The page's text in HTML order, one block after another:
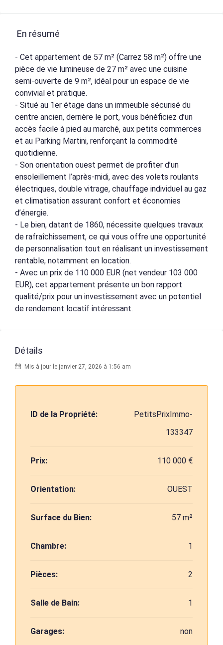
En résumé
- Cet appartement de 57 m² (Carrez 58 m²) offre une
pièce de vie lumineuse de 27 m² avec une cuisine
semi-ouverte de 9 m², idéal pour un espace de vie
convivial et pratique.
- Situé au 1er étage dans un immeuble sécurisé du
centre ancien, derrière le port, vous bénéficiez d’un
accès facile à pied au marché, aux petits commerces
et au Parking Martini, renforçant la commodité
quotidienne.
- Son orientation ouest permet de profiter d’un
ensoleillement l’après-midi, avec des volets roulants
électriques, double vitrage, chauffage individuel au gaz
et climatisation assurant confort et économies
d’énergie.
- Le bien, datant de 1860, nécessite quelques travaux
de rafraîchissement, ce qui vous offre une opportunité
de personnalisation tout en réalisant un investissement
rentable, notamment en location.
- Avec un prix de 110 000 EUR (net vendeur 103 000
EUR), cet appartement présente un bon rapport
qualité/prix pour un investissement avec un potentiel
de rendement locatif intéressant.
Détails
Mis à jour le janvier 27, 2026 à 1:56 am
ID de la Propriété:
PetitsPrixImmo-
133347
Prix: 110 000 €
Orientation: OUEST
Surface du Bien: 57 m²
Chambre: 1
Pièces: 2
Salle de Bain: 1
Garages: non